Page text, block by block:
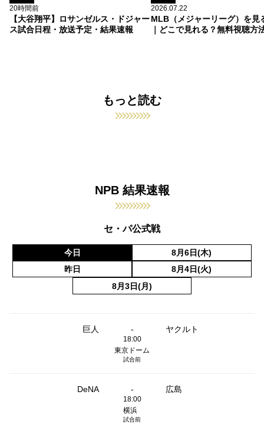
20時間前
【大谷翔平】ロサンゼルス・ドジャー
ス試合日程・放送予定・結果速報
2026.07.22
MLB（メジャーリーグ）を見
｜どこで見れる？無料視聴方
もっと読む
NPB 結果速報
セ・パ公式戦
今日
8月6日(木)
昨日
8月4日(火)
8月3日(月)
巨人 - ヤクルト
18:00
東京ドーム
試合前
DeNA - 広島
18:00
横浜
試合前